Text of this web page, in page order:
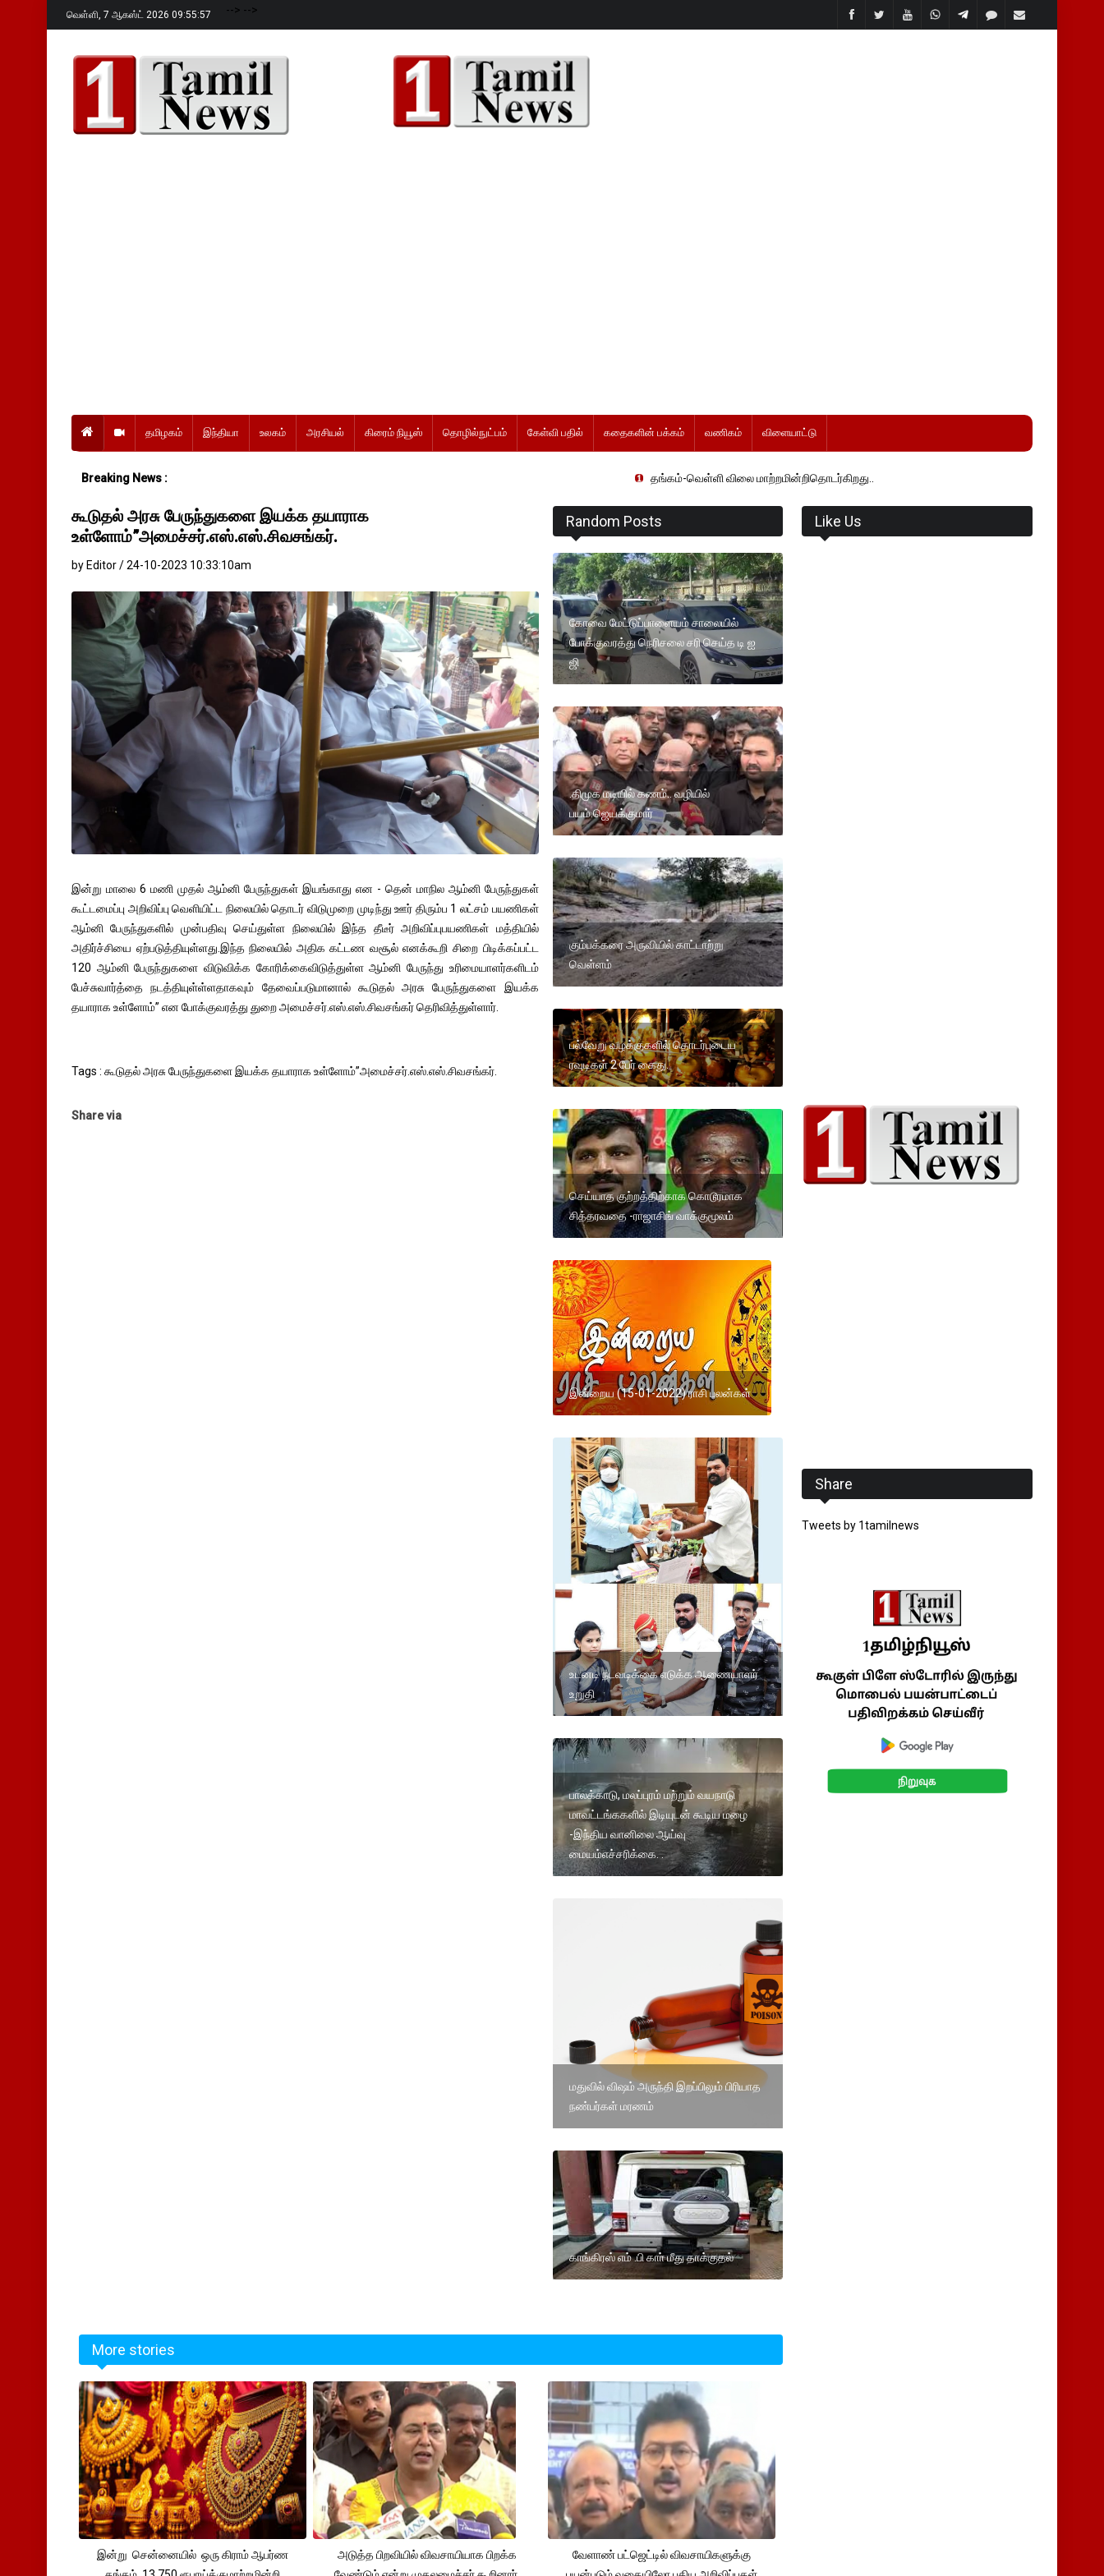
வெள்ளி, 7 ஆகஸ்ட் 2026 09:55:58 --> -->
தமிழகம் இந்தியா உலகம் அரசியல் கிரைம் நியூஸ் தொழில்நுட்பம் கேள்வி பதில் கதைகளின் பக்கம் வணிகம் விளையாட்டு
Breaking News : தங்கம்-வெள்ளி விலை மாற்றமின்றிதொடர்கிறது..
கூடுதல் அரசு பேருந்துகளை இயக்க தயாராக
உள்ளோம்”அமைச்சர்.எஸ்.எஸ்.சிவசங்கர்.
by Editor / 24-10-2023 10:33:10am
இன்று மாலை 6 மணி முதல் ஆம்னி பேருந்துகள் இயங்காது என - தென் மாநில ஆம்னி பேருந்துகள்
கூட்டமைப்பு அறிவிப்பு வெளியிட்ட நிலையில் தொடர் விடுமுறை முடிந்து ஊர் திரும்ப 1 லட்சம் பயணிகள்
ஆம்னி பேருந்துகளில் முன்பதிவு செய்துள்ள நிலையில் இந்த தீடீர் அறிவிப்புபயணிகள் மத்தியில்
அதிர்ச்சியை ஏற்படுத்தியுள்ளது.இந்த நிலையில் அதிக கட்டண வசூல் எனக்கூறி சிறை பிடிக்கப்பட்ட
120 ஆம்னி பேருந்துகளை விடுவிக்க கோரிக்கைவிடுத்துள்ள ஆம்னி பேருந்து உரிமையாளர்களிடம்
பேச்சுவார்த்தை நடத்தியுள்ள்ளதாகவும் தேவைப்படுமானால் கூடுதல் அரசு பேருந்துகளை இயக்க
தயாராக உள்ளோம்” என போக்குவரத்து துறை அமைச்சர்.எஸ்.எஸ்.சிவசங்கர் தெரிவித்துள்ளார்.
Tags : கூடுதல் அரசு பேருந்துகளை இயக்க தயாராக உள்ளோம்”அமைச்சர்.எஸ்.எஸ்.சிவசங்கர்.
Share via
Random Posts
கோவை மேட்டுப்பாளையம் சாலையில்
போக்குவரத்து நெரிசலை சரி செய்த டி ஐ
ஜி
.திமுக மடியில் கணம்.. வழியில்
பயம்.ஜெயக்குமார்
கும்பக்கரை அருவியில் காட்டாற்று
வெள்ளம்
பல்வேறு வழக்குகளில் தொடர்புடைய
ரவுடிகள் 2 பேர் கைது.
செய்யாத குற்றத்திற்காக கொடூரமாக
சித்தரவதை -ராஜாசிங் வாக்குமூலம்
இன்றைய (15-01-2022) ராசி பலன்கள்
உடனடி நடவடிக்கை எடுக்க ஆணையாளர்
உறுதி
பாலக்காடு, மலப்புரம் மற்றும் வயநாடு
மாவட்டங்ககளில் இடியுடன் கூடிய மழை
-இந்திய வானிலை ஆய்வு
மையம்எச்சரிக்கை. .
மதுவில் விஷம் அருந்தி இறப்பிலும் பிரியாத
நண்பர்கள் மரணம்
காங்கிரஸ் எம் .பி காா் மீது தாக்குதல்
More stories
இன்று சென்னையில் ஒரு கிராம் ஆபர்ண
அடுத்த பிறவியில் விவசாயியாக பிறக்க
வேளாண் பட்ஜெட்டில் விவசாயிகளுக்கு
Like Us
Share
Tweets by 1tamilnews